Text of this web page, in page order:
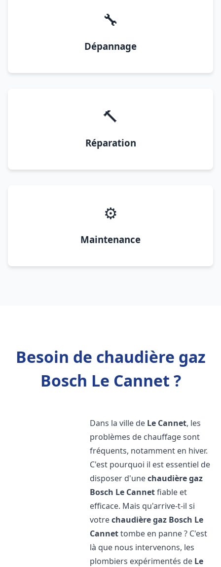
🔧
Dépannage
🔨
Réparation
⚙️
Maintenance
Besoin de chaudière gaz
Bosch Le Cannet ?
Dans la ville de Le Cannet, les
problèmes de chauffage sont
fréquents, notamment en hiver.
C'est pourquoi il est essentiel de
disposer d'unechaudière gaz
Bosch Le Cannetfiable et
efficace. Mais qu'arrive-t-il si
votrechaudière gaz Bosch Le
Cannettombe en panne ? C'est
là que nous intervenons, les
plombiers expérimentés de Le